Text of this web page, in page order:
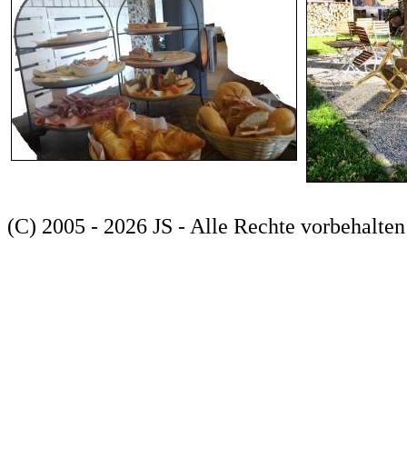
(C) 2005 - 2026 JS - Alle Rechte vorbehalten